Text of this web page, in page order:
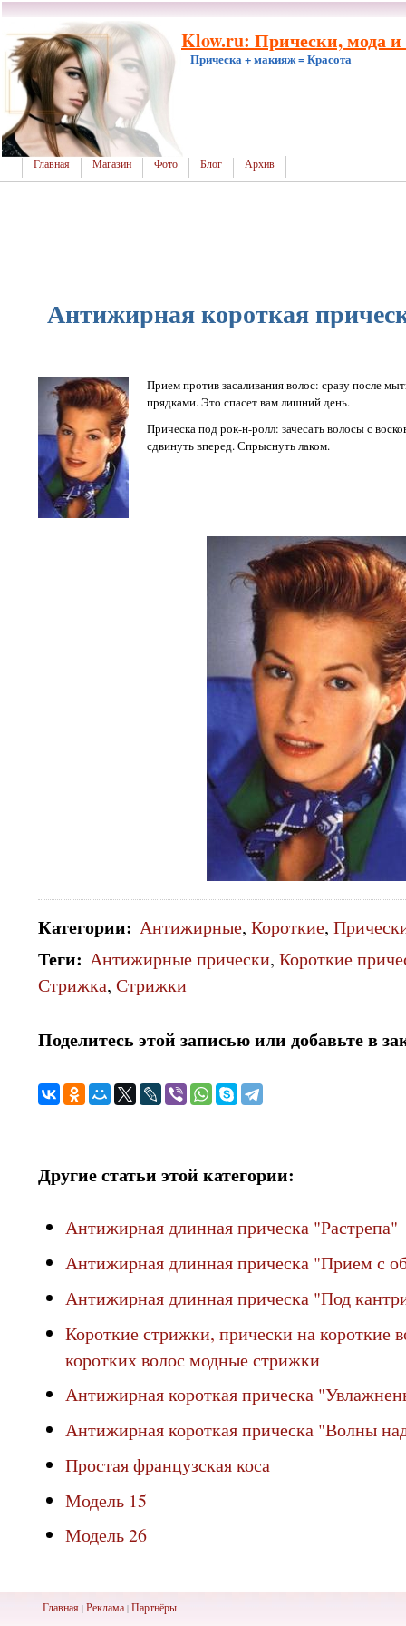
Klow.ru: Прически, мода и
Прическа + макияж = Красота
Главная Магазин Фото Блог Архив
Антижирная короткая
Прием против засаливания волос: сразу после
прядками. Это спасет вам лишний день.
Прическа под рок-н-ролл: зачесать волосы с
сдвинуть вперед. Спрыснуть лаком.
Категории: Антижирные, Короткие,
Теги: Антижирные прически, Короткие
Стрижка, Стрижки
Поделитесь этой записью или добавьте в
Другие статьи этой категории:
Антижирная длинная прическа "Растрепа"
Антижирная длинная прическа "Прием с
Антижирная длинная прическа "Под
Короткие стрижки, прически на короткие
коротких волос модные стрижки
Антижирная короткая прическа
Антижирная короткая прическа "Волны
Простая французская коса
Модель 15
Модель 26
Главная| Реклама| Партнёры